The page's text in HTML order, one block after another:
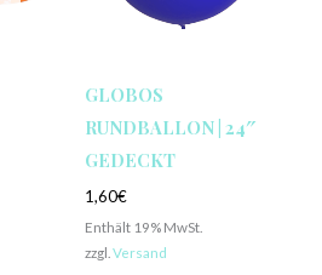
GLOBOS
RUNDBALLON | 24″
GEDECKT
1,60€
Enthält 19% MwSt.
zzgl. Versand